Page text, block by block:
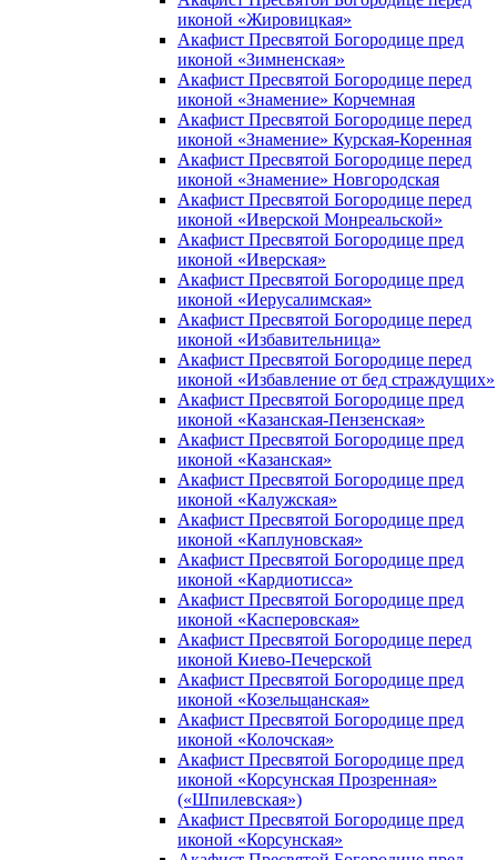
иконой «Жировицкая»
Акафист Пресвятой Богородице пред
иконой «Зимненская»
Акафист Пресвятой Богородице перед
иконой «Знамение» Корчемная
Акафист Пресвятой Богородице перед
иконой «Знамение» Курская-Коренная
Акафист Пресвятой Богородице перед
иконой «Знамение» Новгородская
Акафист Пресвятой Богородице перед
иконой «Иверской Монреальской»
Акафист Пресвятой Богородице пред
иконой «Иверская»
Акафист Пресвятой Богородице пред
иконой «Иерусалимская»
Акафист Пресвятой Богородице перед
иконой «Избавительница»
Акафист Пресвятой Богородице перед
иконой «Избавление от бед страждущих»
Акафист Пресвятой Богородице пред
иконой «Казанская-Пензенская»
Акафист Пресвятой Богородице пред
иконой «Казанская»
Акафист Пресвятой Богородице пред
иконой «Калужская»
Акафист Пресвятой Богородице пред
иконой «Каплуновская»
Акафист Пресвятой Богородице пред
иконой «Кардиотисса»
Акафист Пресвятой Богородице пред
иконой «Касперовская»
Акафист Пресвятой Богородице перед
иконой Киево-Печерской
Акафист Пресвятой Богородице пред
иконой «Козельщанская»
Акафист Пресвятой Богородице пред
иконой «Колочская»
Акафист Пресвятой Богородице пред
иконой «Корсунская Прозренная»
(«Шпилевская»)
Акафист Пресвятой Богородице пред
иконой «Корсунская»